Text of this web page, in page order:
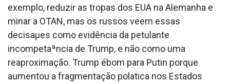
exemplo, reduzir as tropas dos EUA na Alemanha e
minar a OTAN, mas os russos veem essas
decisaµes como evidência da petulante
incompetaªncia de Trump, e não como uma
reaproximação. Trump ébom para Putin porque
aumentou a fragmentação pola­tica nos Estados